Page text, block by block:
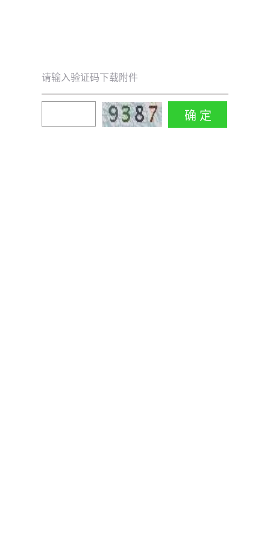
请输入验证码下载附件